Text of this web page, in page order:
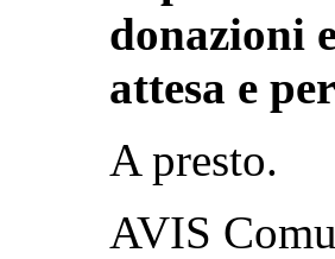
donazioni
attesa e
A presto.
AVIS